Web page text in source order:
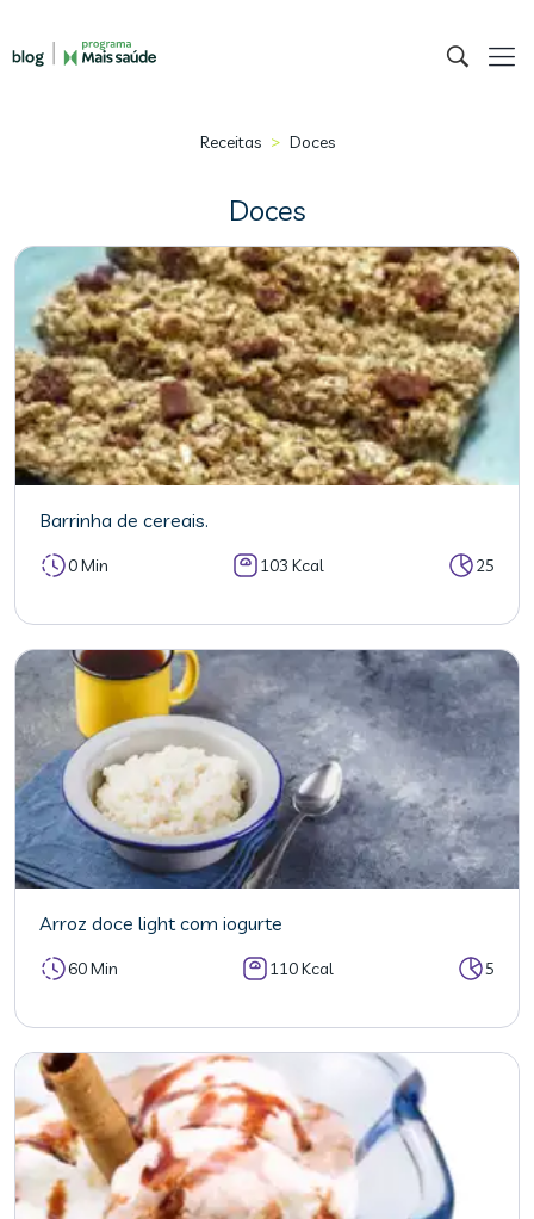
Receitas > Doces
Doces
Barrinha de cereais.
0 Min 103 Kcal 25
Arroz doce light com iogurte
60 Min 110 Kcal 5